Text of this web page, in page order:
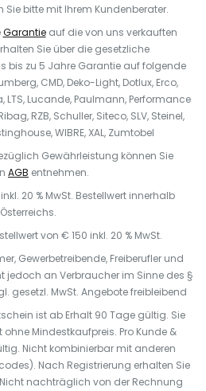
bitte mit Ihrem Kundenberater.
Garantieauf die von uns verkauften
Sie über die gesetzliche
bis zu 5 Jahre Garantie auf folgende
CMD, Deko-Light, Dotlux, Erco,
LTS, Lucande, Paulmann, Performance
RZB, Schuller, Siteco, SLV, Steinel,
WIBRE, XAL, Zumtobel
Gewährleistung können Sie
AGB entnehmen.
20 % MwSt. Bestellwert innerhalb
Österreichs.
von € 150 inkl. 20 % MwSt.
Gewerbetreibende, Freiberufler und
jedoch an Verbraucher im Sinne des §
gesetzl. MwSt. Angebote freibleibend
ist ab Erhalt 90 Tage gültig. Sie
ohne Mindestkaufpreis. Pro Kunde &
Nicht kombinierbar mit anderen
Nach Registrierung erhalten Sie
nachträglich von der Rechnung